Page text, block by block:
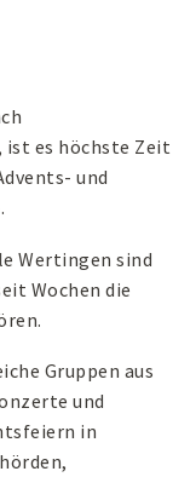
es höchste Zeit
und
Wertingen sind
Wochen die
Gruppen aus
und
in